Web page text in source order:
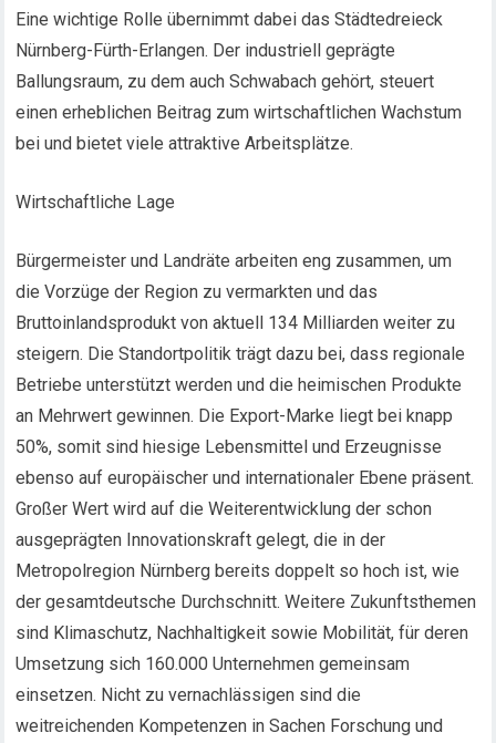
Eine wichtige Rolle übernimmt dabei das Städtedreieck
Nürnberg-Fürth-Erlangen. Der industriell geprägte
Ballungsraum, zu dem auch Schwabach gehört, steuert
einen erheblichen Beitrag zum wirtschaftlichen Wachstum
bei und bietet viele attraktive Arbeitsplätze.
Wirtschaftliche Lage
Bürgermeister und Landräte arbeiten eng zusammen, um
die Vorzüge der Region zu vermarkten und das
Bruttoinlandsprodukt von aktuell 134 Milliarden weiter zu
steigern. Die Standortpolitik trägt dazu bei, dass regionale
Betriebe unterstützt werden und die heimischen Produkte
an Mehrwert gewinnen. Die Export-Marke liegt bei knapp
50%, somit sind hiesige Lebensmittel und Erzeugnisse
ebenso auf europäischer und internationaler Ebene präsent.
Großer Wert wird auf die Weiterentwicklung der schon
ausgeprägten Innovationskraft gelegt, die in der
Metropolregion Nürnberg bereits doppelt so hoch ist, wie
der gesamtdeutsche Durchschnitt. Weitere Zukunftsthemen
sind Klimaschutz, Nachhaltigkeit sowie Mobilität, für deren
Umsetzung sich 160.000 Unternehmen gemeinsam
einsetzen. Nicht zu vernachlässigen sind die
weitreichenden Kompetenzen in Sachen Forschung und